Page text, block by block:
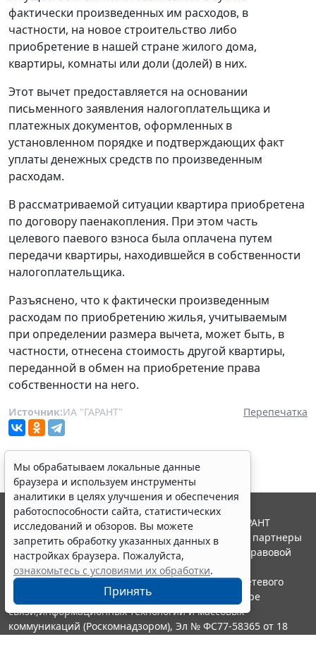
фактически произведенных им расходов, в
частности, на новое строительство либо
приобретение в нашей стране жилого дома,
квартиры, комнаты или доли (долей) в них.
Этот вычет предоставляется на основании
письменного заявления налогоплательщика и
платежных документов, оформленных в
установленном порядке и подтверждающих факт
уплаты денежных средств по произведенным
расходам.
В рассматриваемой ситуации квартира приобретена
по договору паенакопления. При этом часть
целевого паевого взноса была оплачена путем
передачи квартиры, находившейся в собственности
налогоплательщика.
Разъяснено, что к фактически произведенным
расходам по приобретению жилья, учитываемым
при определении размера вычета, может быть, в
частности, отнесена стоимость другой квартиры,
переданной в обмен на приобретение права
собственности на него.
Источник:ИА "ГАРАНТ" Перепечатка
Мы обрабатываем локальные данные
браузера и используем инструменты
аналитики в целях улучшения и обеспечения
работоспособности сайта, статистических
исследований и обзоров. Вы можете
запретить обработку указанных данных в
настройках браузера. Пожалуйста,
ознакомьтесь с условиями их обработки.
Принять
© ООО "НПП "ГАРАНТ-СЕРВИС", 2026. Система ГАРАНТ
выпускается с 1990 года. Компания "Гарант" и ее партнеры
являются участниками Российской ассоциации правовой
информации ГАРАНТ.
Портал ГАРАНТ.РУ зарегистрирован в качестве сетевого
издания Федеральной службой по надзору в сфере
связи,информационных технологий и массовых
коммуникаций (Роскомнадзором), Эл № ФС77-58365 от 18